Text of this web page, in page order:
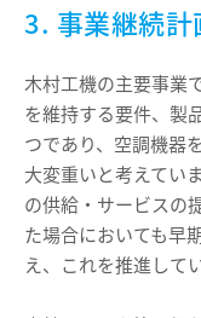
3. 事業継続計
木村工機の主要事業
を維持する要件、製
つであり、空調機器
大変重いと考えてい
の供給・サービスの
た場合においても早
え、これを推進して